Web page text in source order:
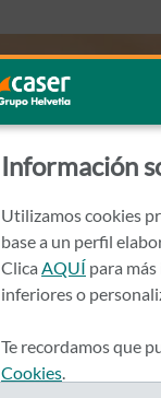
Información
Utilizamos cookies
base a un perfil
Clica AQUÍ para
inferiores o
Te recordamos que
Cookies.